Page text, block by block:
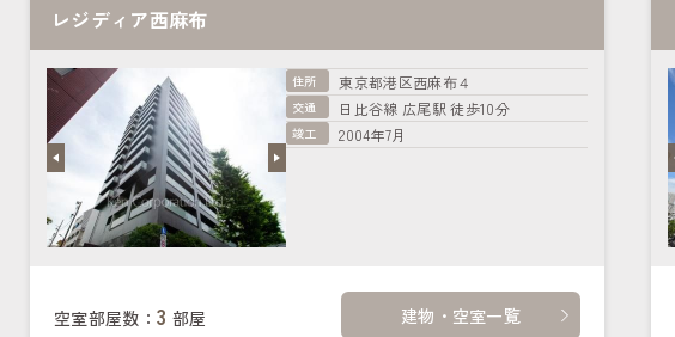
レジディア西麻布
住所 東京都港区西麻布４
交通 日比谷線 広尾駅 徒歩10分
竣工 2004年7月
空室部屋数： 3 部屋 建物・空室一覧